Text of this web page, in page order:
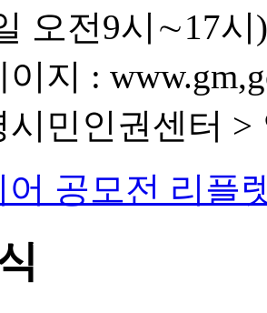
오전9시∼17시)
이지 :
시민인권센터 >
어 공모전 리플